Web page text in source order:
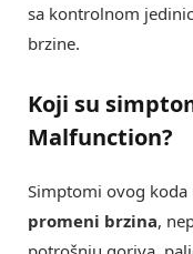
sa kontrolnom
brzine.
Koji su
Malfunction?
Simptomi ovog koda
promeni brzina,